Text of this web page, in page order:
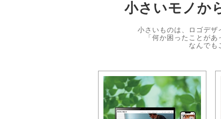
小さいモノか
小さいものは、ロゴデザ
「何か困ったことが
なんでも